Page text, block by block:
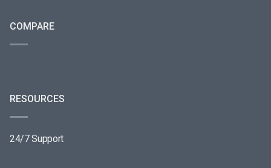
COMPARE
RESOURCES
24/7 Support